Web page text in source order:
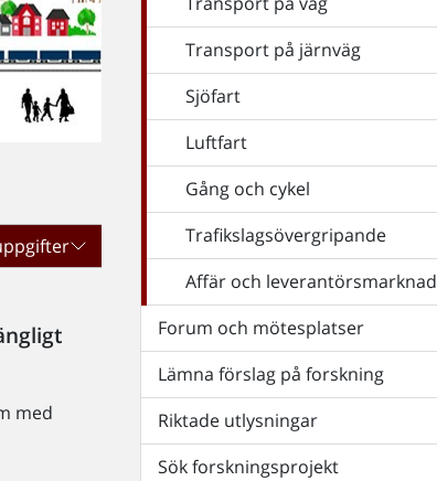
med
Transport på järnväg
Sjöfart
Luftfart
Gång och cykel
Trafikslagsövergripande
Affär och leverantörsmarknad
Forum och mötesplatser
Lämna förslag på forskning
Riktade utlysningar
Sök forskningsprojekt